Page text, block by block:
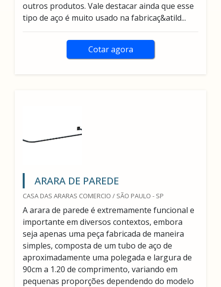
outros produtos. Vale destacar ainda que esse
tipo de aço é muito usado na fabricaç&atild...
Cotar agora
ARARA DE PAREDE
CASA DAS ARARAS COMERCIO / SÃO PAULO - SP
A arara de parede é extremamente funcional e
importante em diversos contextos, embora
seja apenas uma peça fabricada de maneira
simples, composta de um tubo de aço de
aproximadamente uma polegada e largura de
90cm a 1.20 de comprimento, variando em
pequenas proporções dependendo do modelo